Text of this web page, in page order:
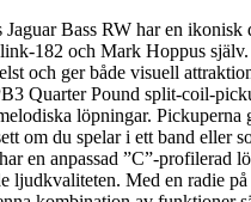
Bass RW har en
182 och Mark Hoppus
och ger både visuell
Quarter Pound split-coil-
löpningar.
om du spelar i ett band eller
en anpassad ”C”-profilerad
ljudkvaliteten. Med en radie